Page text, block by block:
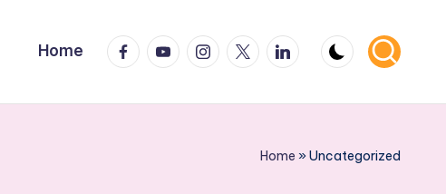
Home facebookyoutubeinstagram
x linkedin
Home »Uncategorized